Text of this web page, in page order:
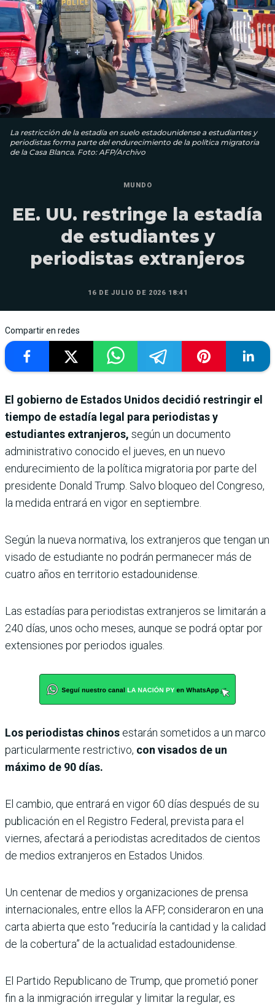
La restricción de la estadía en suelo estadounidense a estudiantes y
periodistas forma parte del endurecimiento de la política migratoria
de la Casa Blanca. Foto: AFP/Archivo
MUNDO
EE. UU. restringe la estadía
de estudiantes y
periodistas extranjeros
16 DE JULIO DE 2026 18:41
Compartir en redes
El gobierno de Estados Unidos decidió restringir el
tiempo de estadía legal para periodistas y
estudiantes extranjeros, según un documento
administrativo conocido el jueves, en un nuevo
endurecimiento de la política migratoria por parte del
presidente Donald Trump. Salvo bloqueo del Congreso,
la medida entrará en vigor en septiembre.
Según la nueva normativa, los extranjeros que tengan un
visado de estudiante no podrán permanecer más de
cuatro años en territorio estadounidense.
Las estadías para periodistas extranjeros se limitarán a
240 días, unos ocho meses, aunque se podrá optar por
extensiones por periodos iguales.
Los periodistas chinos estarán sometidos a un marco
particularmente restrictivo, con visados de un
máximo de 90 días.
El cambio, que entrará en vigor 60 días después de su
publicación en el Registro Federal, prevista para el
viernes, afectará a periodistas acreditados de cientos
de medios extranjeros en Estados Unidos.
Un centenar de medios y organizaciones de prensa
internacionales, entre ellos la AFP, consideraron en una
carta abierta que esto “reduciría la cantidad y la calidad
de la cobertura” de la actualidad estadounidense.
El Partido Republicano de Trump, que prometió poner
fin a la inmigración irregular y limitar la regular, es